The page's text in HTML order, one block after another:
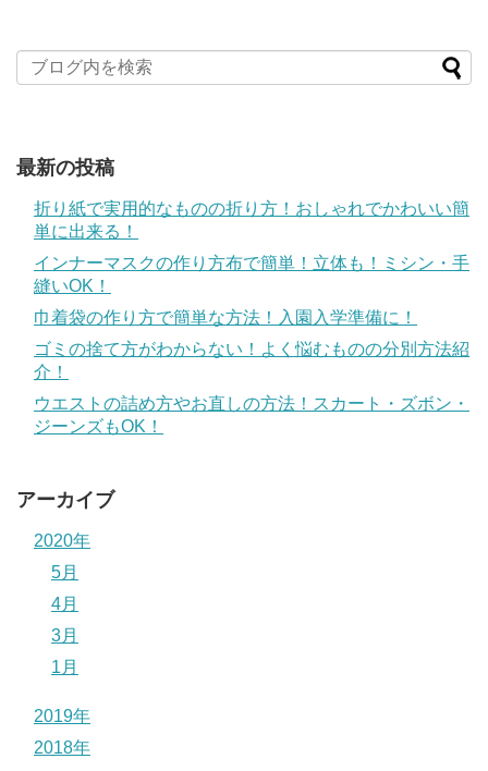
最新の投稿
折り紙で実用的なものの折り方！おしゃれでかわいい簡
単に出来る！
インナーマスクの作り方布で簡単！立体も！ミシン・手
縫いOK！
巾着袋の作り方で簡単な方法！入園入学準備に！
ゴミの捨て方がわからない！よく悩むものの分別方法紹
介！
ウエストの詰め方やお直しの方法！スカート・ズボン・
ジーンズもOK！
アーカイブ
2020年
5月
4月
3月
1月
2019年
2018年